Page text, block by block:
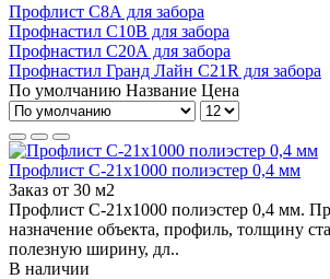
Профлист С8А для забора
Профнастил С10В для забора
Профнастил С20А для забора
Профнастил Гранд Лайн С21R для забора
По умолчанию Название Цена
Профлист С-21х1000 полиэстер 0,4 мм
Заказ от 30 м2
Профлист С-21х1000 полиэстер 0,4 мм.
назначение объекта, профиль, толщину
полезную ширину, дл..
В наличии